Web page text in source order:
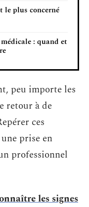
le plus concerné
: quand et
peu importe les
retour à de
ces
prise en
professionnel
les signes